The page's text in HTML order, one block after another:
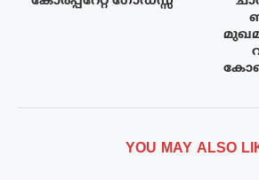
YOU MAY ALSO